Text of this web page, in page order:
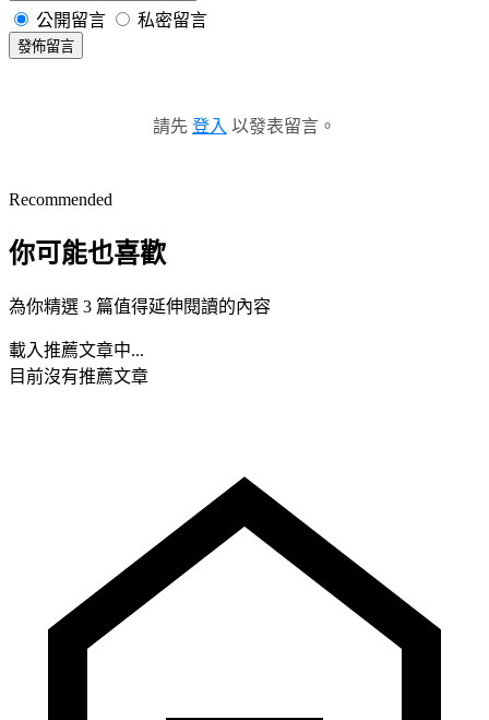
公開留言 私密留言
發佈留言
請先 登入 以發表留言。
Recommended
你可能也喜歡
為你精選 3 篇值得延伸閱讀的內容
載入推薦文章中...
目前沒有推薦文章